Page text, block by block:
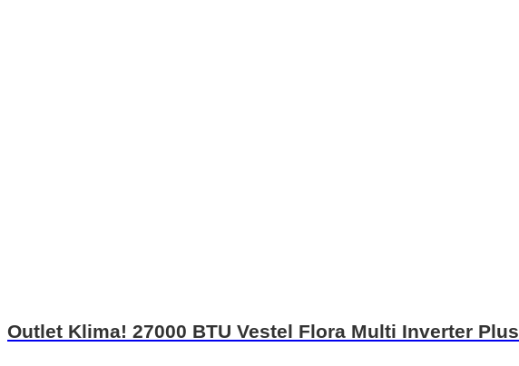
Outlet Klima! 27000 BTU Vestel Flora Multi Inverter Plus